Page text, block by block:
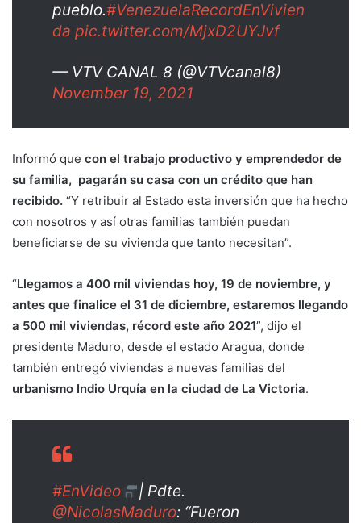
pueblo.#VenezuelaRecordEnVivien
da pic.twitter.com/MjxD2UYJvf
— VTV CANAL 8 (@VTVcanal8)
November 19, 2021
Informó que con el trabajo productivo y emprendedor de
su familia, pagarán su casa con un crédito que han
recibido. “Y retribuir al Estado esta inversión que ha hecho
con nosotros y así otras familias también puedan
beneficiarse de su vivienda que tanto necesitan”.
“Llegamos a 400 mil viviendas hoy, 19 de noviembre, y
antes que finalice el 31 de diciembre, estaremos llegando
a 500 mil viviendas, récord este año 2021”, dijo el
presidente Maduro, desde el estado Aragua, donde
también entregó viviendas a nuevas familias del
urbanismo Indio Urquía en la ciudad de La Victoria.
#EnVideo
| Pdte.
@NicolasMaduro: “Fueron